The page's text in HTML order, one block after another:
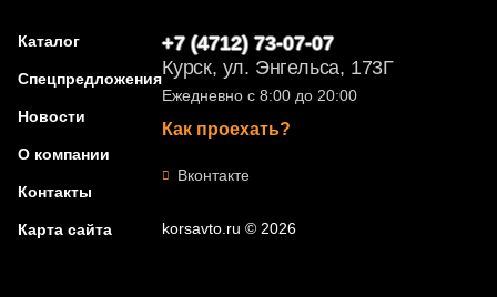
Каталог
Спецпредложения
Новости
О компании
Контакты
Карта сайта
+7 (4712) 73-07-07
Курск, ул. Энгельса, 173Г
Ежедневно с 8:00 до 20:00
Как проехать?
Вконтакте
korsavto.ru © 2026